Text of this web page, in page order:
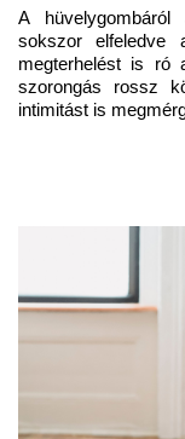
A hüvelygombáról
sokszor
megterhelést is ró
szorongás rossz
intimitást is